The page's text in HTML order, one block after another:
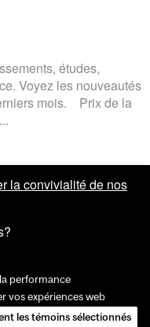
études,
Voyez les nouveautés
mois. Prix de la
ou dans le Grand
qui ont fait les
la convivialité de nos
performance
vos expériences web
les témoins sélectionnés